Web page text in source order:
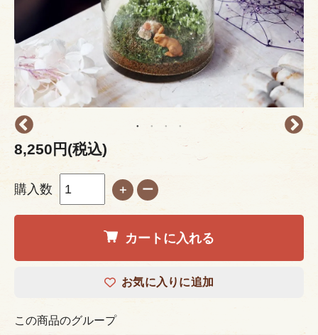
8,250円(税込)
購入数 ＋ ー
カートに入れる
お気に入りに追加
この商品のグループ